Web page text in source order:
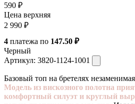
590 ₽
Цена верхняя
2 990 ₽
4 платежа по 147.50 ₽
Черный
Артикул: 3820-1124-1001
Базовый топ на бретелях
Модель из вискозного полотна
комфортный силуэт и круглый